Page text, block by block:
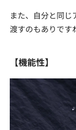
また、自分と同
渡すのもありです
【機能性】